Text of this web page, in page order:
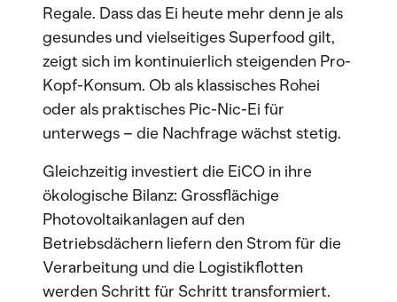
Regale. Dass das Ei heute mehr denn je als
gesundes und vielseitiges Superfood gilt,
zeigt sich im kontinuierlich steigenden Pro-
Kopf-Konsum. Ob als klassisches Rohei
oder als praktisches Pic-Nic-Ei für
unterwegs – die Nachfrage wächst stetig.
Gleichzeitig investiert die EiCO in ihre
ökologische Bilanz: Grossflächige
Photovoltaikanlagen auf den
Betriebsdächern liefern den Strom für die
Verarbeitung und die Logistikflotten
werden Schritt für Schritt transformiert.